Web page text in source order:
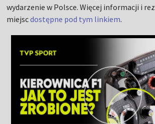
wydarzenie w Polsce. Więcej informacji i
miejscdostępne pod tym linkiem.